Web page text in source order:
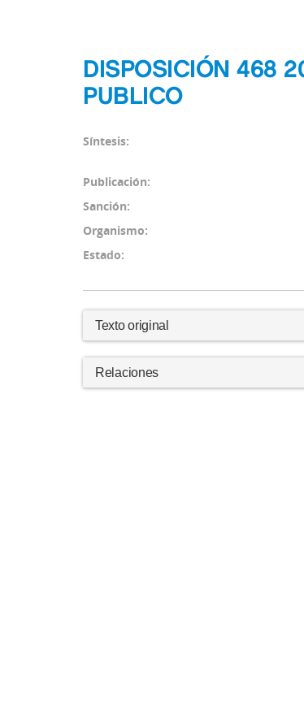
DISPOSICIÓN 468
PUBLICO
Síntesis:
Publicación:
Sanción:
Organismo:
Estado:
Texto original
Relaciones